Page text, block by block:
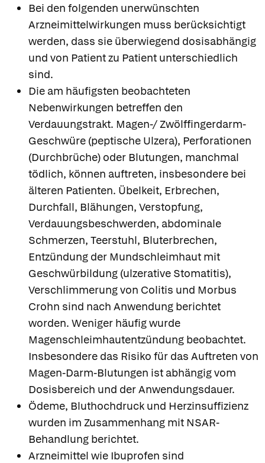
Bei den folgenden unerwünschten
Arzneimittelwirkungen muss berücksichtigt
werden, dass sie überwiegend dosisabhängig
und von Patient zu Patient unterschiedlich
sind.
Die am häufigsten beobachteten
Nebenwirkungen betreffen den
Verdauungstrakt. Magen-/ Zwölffingerdarm-
Geschwüre (peptische Ulzera), Perforationen
(Durchbrüche) oder Blutungen, manchmal
tödlich, können auftreten, insbesondere bei
älteren Patienten. Übelkeit, Erbrechen,
Durchfall, Blähungen, Verstopfung,
Verdauungsbeschwerden, abdominale
Schmerzen, Teerstuhl, Bluterbrechen,
Entzündung der Mundschleimhaut mit
Geschwürbildung (ulzerative Stomatitis),
Verschlimmerung von Colitis und Morbus
Crohn sind nach Anwendung berichtet
worden. Weniger häufig wurde
Magenschleimhautentzündung beobachtet.
Insbesondere das Risiko für das Auftreten von
Magen-Darm-Blutungen ist abhängig vom
Dosisbereich und der Anwendungsdauer.
Ödeme, Bluthochdruck und Herzinsuffizienz
wurden im Zusammenhang mit NSAR-
Behandlung berichtet.
Arzneimittel wie Ibuprofen sind